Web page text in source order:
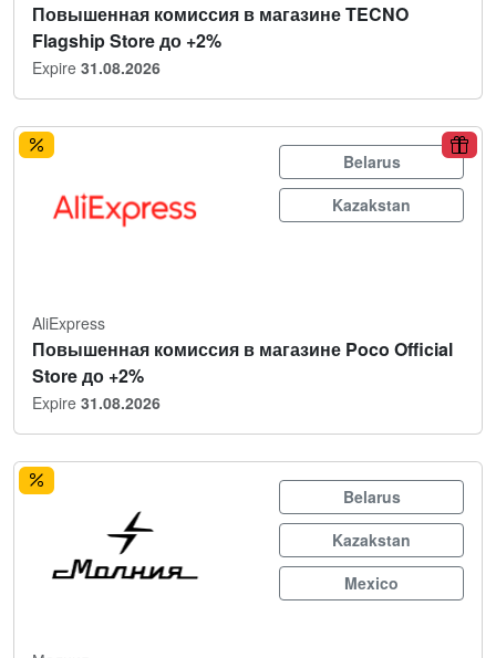
Повышенная комиссия в магазине TECNO
Flagship Store до +2%
Expire 31.08.2026
Belarus
Kazakstan
AliExpress
Повышенная комиссия в магазине Poco Official
Store до +2%
Expire 31.08.2026
Belarus
Kazakstan
Mexico